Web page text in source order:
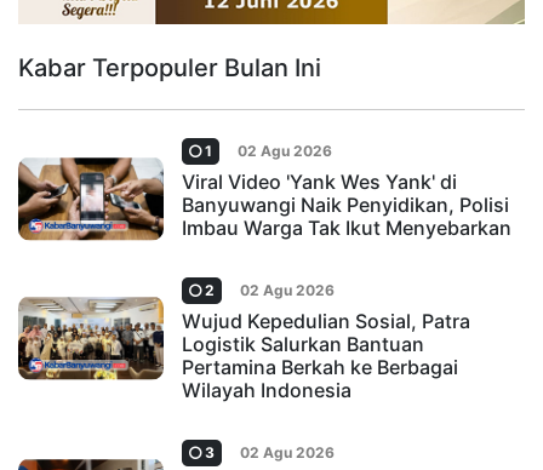
Kabar Terpopuler Bulan Ini
1 02 Agu 2026
Viral Video 'Yank Wes Yank' di
Banyuwangi Naik Penyidikan, Polisi
Imbau Warga Tak Ikut Menyebarkan
2 02 Agu 2026
Wujud Kepedulian Sosial, Patra
Logistik Salurkan Bantuan
Pertamina Berkah ke Berbagai
Wilayah Indonesia
3 02 Agu 2026